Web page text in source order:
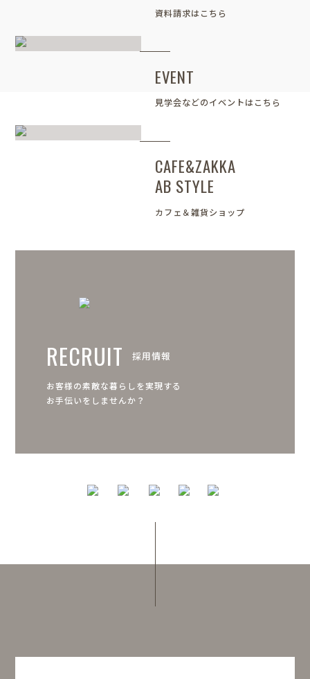
資料請求はこちら
EVENT
見学会などのイベントはこちら
CAFE&ZAKKA
AB STYLE
カフェ＆雑貨ショップ
RECRUIT 採用情報
お客様の素敵な暮らしを実現する
お手伝いをしませんか？